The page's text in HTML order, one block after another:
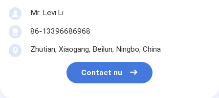
Mr. Levi.Li
86-13396686968
Zhutian, Xiaogang, Beilun, Ningbo, China
Contact nu